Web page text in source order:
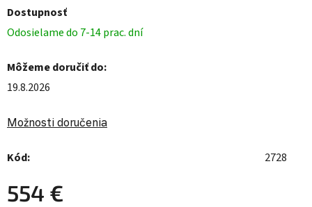
Dostupnosť
Odosielame do 7-14 prac. dní
Môžeme doručiť do:
19.8.2026
Možnosti doručenia
Kód: 2728
554 €